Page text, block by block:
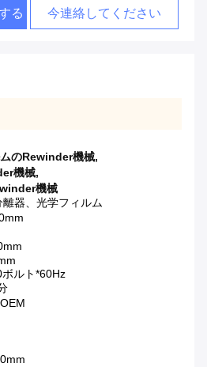
る 今連絡してください
のRewinder機械,
機械,
機械
離器、光学フィルム
ルト*60Hz